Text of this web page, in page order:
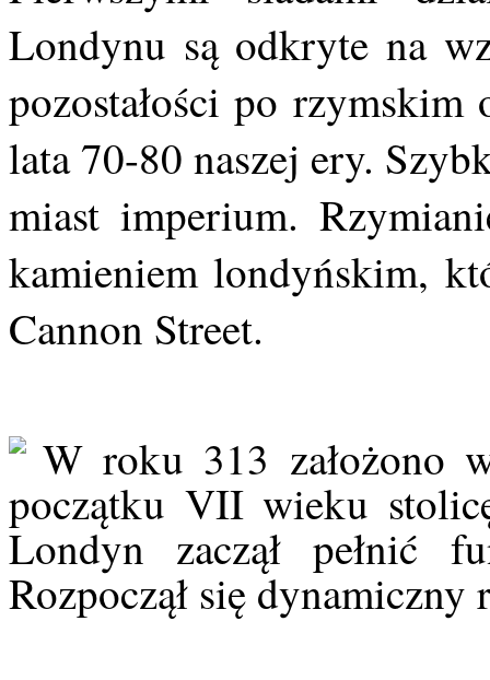
Londynu są odkryte na
pozostałości po
lata 70-80 naszej ery.
miast imperium.
kamieniem londyńskim,
Cannon Street.
W roku 313 założono
początku VII wieku
Londyn zaczął pełnić
Rozpoczął się dynamiczny